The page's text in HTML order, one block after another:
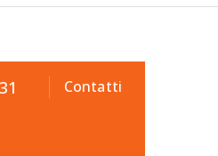
Contatti